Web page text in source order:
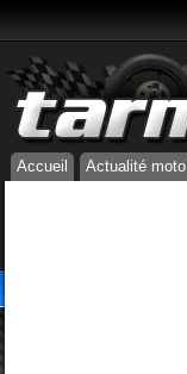
Accueil Actualité moto